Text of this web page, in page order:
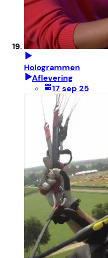
Hologrammen
Aflevering
17 sep 25